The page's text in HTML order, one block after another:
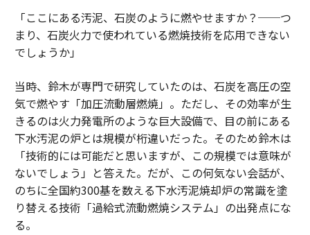
「ここにある汚泥、石炭のように燃やせますか？──つ
まり、石炭火力で使われている燃焼技術を応用できない
でしょうか」
当時、鈴木が専門で研究していたのは、石炭を高圧の空
気で燃やす「加圧流動層燃焼」。ただし、その効率が生
きるのは火力発電所のような巨大設備で、目の前にある
下水汚泥の炉とは規模が桁違いだった。そのため鈴木は
「技術的には可能だと思いますが、この規模では意味が
ないでしょう」と答えた。だが、この何気ない会話が、
のちに全国約300基を数える下水汚泥焼却炉の常識を塗
り替える技術「過給式流動燃焼システム」の出発点にな
る。